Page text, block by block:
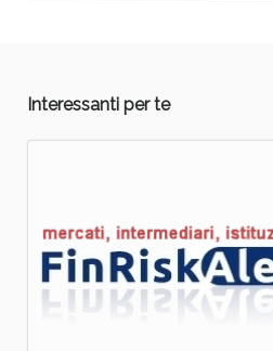
Interessanti per te